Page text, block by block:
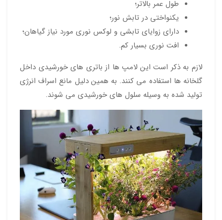
طول عمر بالاتر؛
یکنواختی در تابش نور؛
دارای زوایای تابشی و لوکس نوری مورد نیاز گیاهان؛
افت نوری بسیار کم.
لازم به ذکر است این لامپ ها از باتری های خورشیدی داخل
گلخانه ها استفاده می کنند. به همین دلیل مانع اسراف انرژی
تولید شده به وسیله سلول های خورشیدی می شوند.